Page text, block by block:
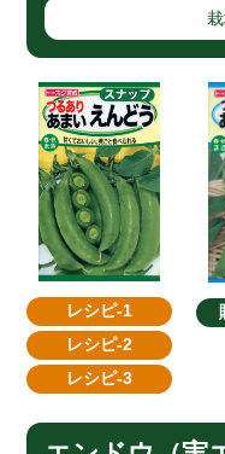
レシピ-1
レシピ-2
レシピ-3